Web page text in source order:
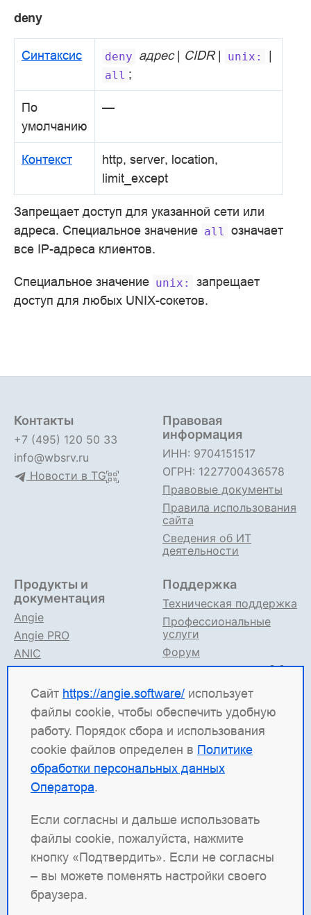
deny
Синтаксис deny адрес| CIDR| unix: |
all ;
По
умолчанию
—
Контекст
http, server, location,
limit_except
Запрещает доступ для указанной сети или
адреса. Специальное значение all
означает
все IP-адреса клиентов.
Специальное значение unix:
запрещает
доступ для любых UNIX-сокетов.
Сайт https://angie.software/ использует
файлы cookie, чтобы обеспечить удобную
работу. Порядок сбора и использования
cookie файлов определен в Политике
обработки персональных данных
Оператора.
Если согласны и дальше использовать
файлы cookie, пожалуйста, нажмите
кнопку «Подтвердить». Если не согласны
– вы можете поменять настройки своего
браузера.
Контакты
+7 (495) 120 50 33
info@wbsrv.ru
Новости в TG
Правовая
информация
ИНН: 9704151517
ОГРН: 1227700436578
Правовые документы
Правила использования
сайта
Сведения об ИТ
деятельности
Продукты и
документация
Angie
Angie PRO
ANIC
Angie ADC
Документация
Поддержка
Техническая поддержка
Профессиональные
услуги
Форум
Поддержка в TG
Angie Software(ООО "Веб-Сервер") — российская
ИТ-компания, которая развивает решения для
высоконагруженных систем. Среди наших
продуктов: система балансировки
(контроллер доставки приложений), веб-сервер
Angie PROиAngie Ingress Controller(ANIC) —
решение для управления трафиком
контейнеризированных приложений в Kubernetes.
Наша отдельная гордость — веб-сервер с
открытым кодом
nginx и призван превзойти функциональность